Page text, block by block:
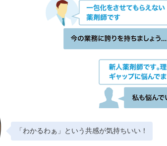
「わかるわぁ」という共感が気持ちいい！